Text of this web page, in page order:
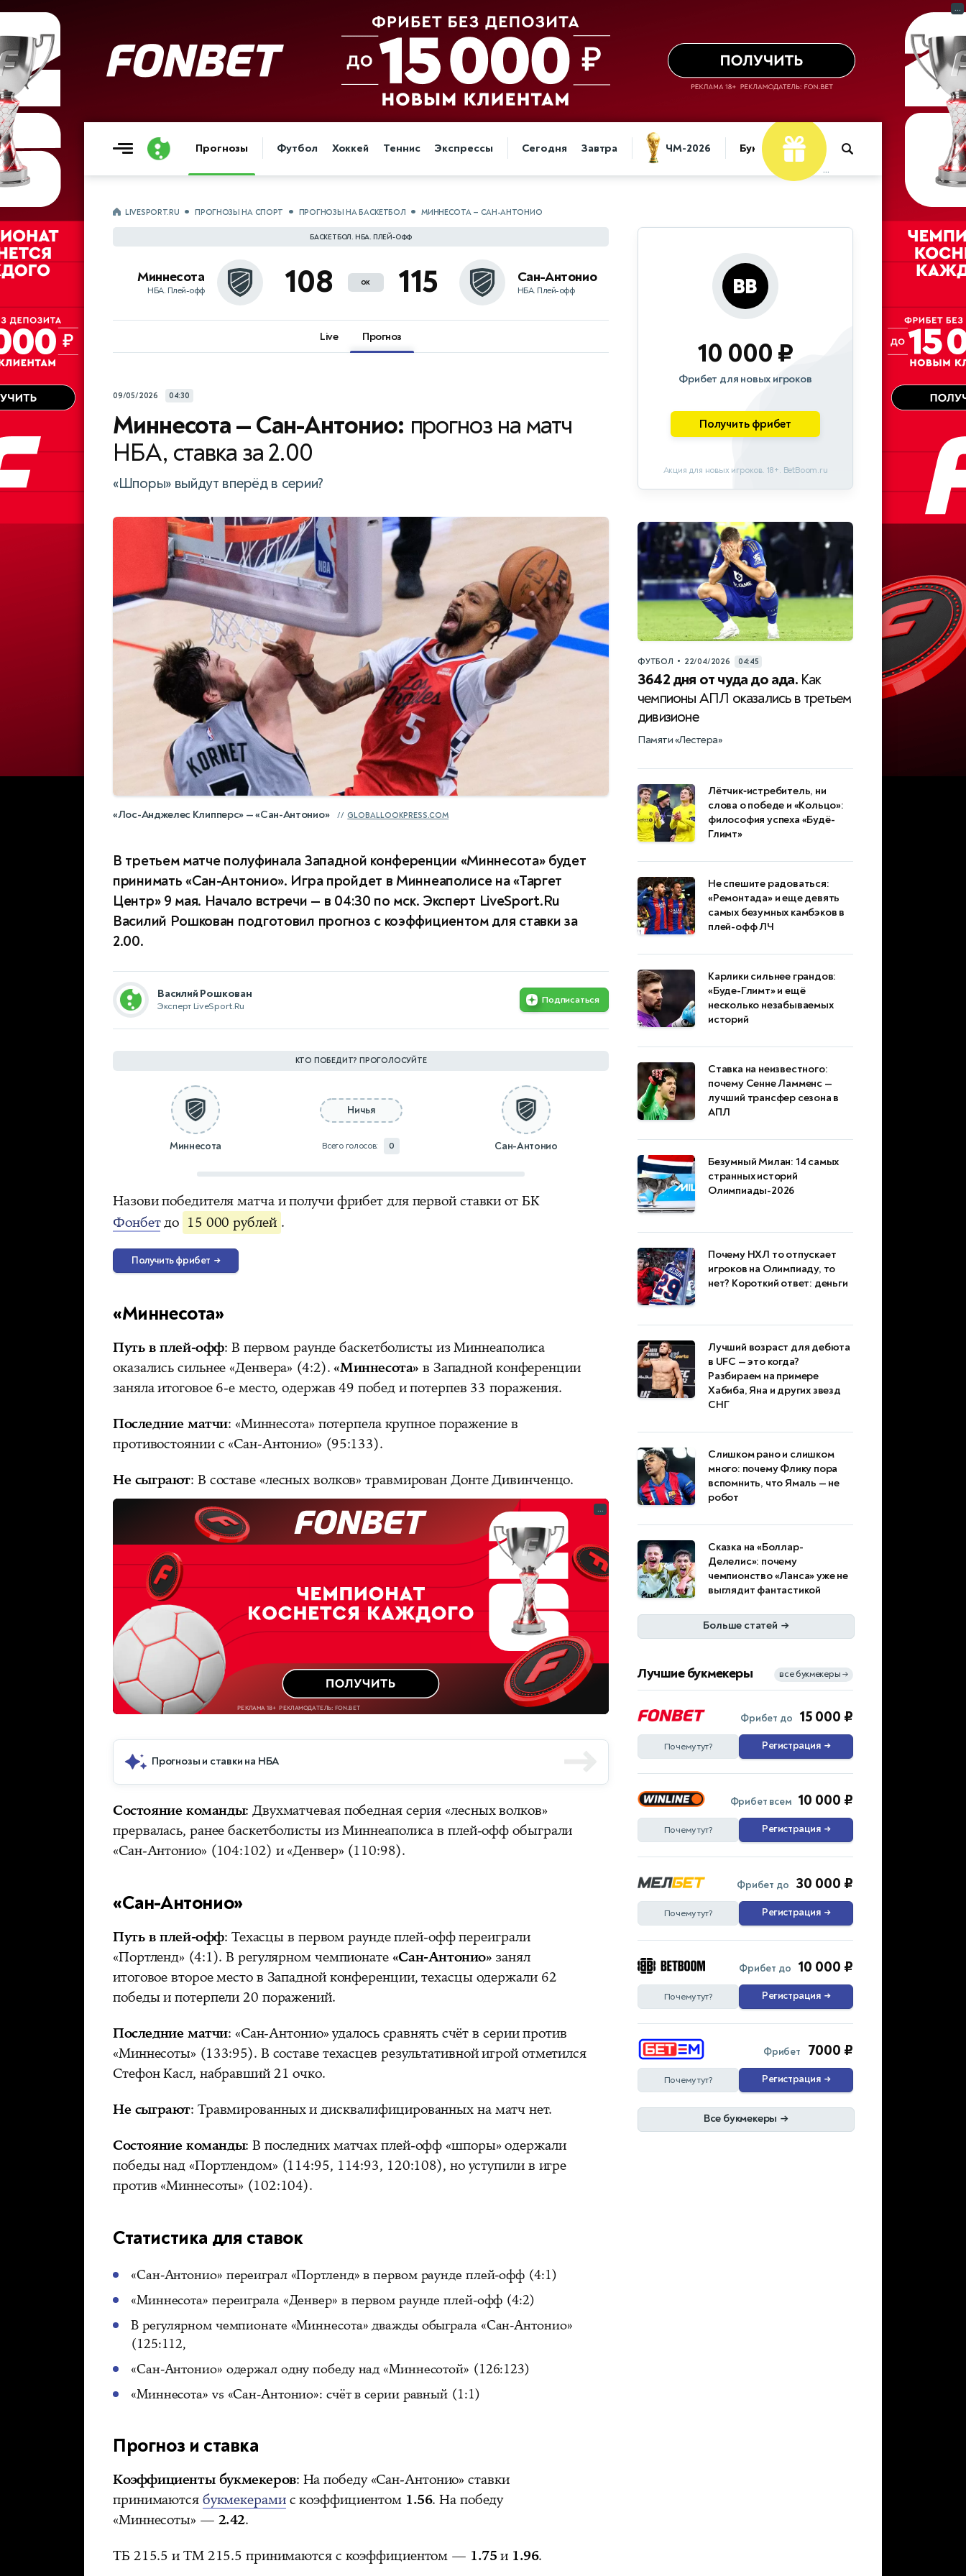
Прогнозы Футбол Хоккей Теннис Экспрессы Сегодня Завтра ЧМ-2026 Букмекеры
...
LIVESPORT.RU ПРОГНОЗЫ НА СПОРТ ПРОГНОЗЫ НА БАСКЕТБОЛ МИННЕСОТА — САН-АНТОНИО
БАСКЕТБОЛ. НБА. ПЛЕЙ-ОФФ
Миннесота
НБА. Плей-офф 108 ок 115 Сан-Антонио
НБА. Плей-офф
Live Прогноз
09/05/2026 04:30
Миннесота — Сан-Антонио: прогноз на матч
НБА, ставка за 2.00
«Шпоры» выйдут вперёд в серии?
«Лос-Анджелес Клипперс» — «Сан-Антонио» GLOBALLOOKPRESS.COM
В третьем матче полуфинала Западной конференции «Миннесота» будет
принимать «Сан-Антонио». Игра пройдет в Миннеаполисе на «Таргет
Центр» 9 мая. Начало встречи — в 04:30 по мск. Эксперт LiveSport.Ru
Василий Рошкован подготовил прогноз с коэффициентом для ставки за
2.00.
Василий Рошкован
Эксперт LiveSport.Ru
Подписаться
КТО ПОБЕДИТ? ПРОГОЛОСУЙТЕ
Миннесота
Ничья
Всего голосов: 0 Сан-Антонио
Назови победителя матча и получи фрибет для первой ставки от БК
Фонбетдо 15 000 рублей .
Получить фрибет →
«Миннесота»
Путь в плей-офф: В первом раунде баскетболисты из Миннеаполиса
оказались сильнее «Денвера» (4:2).«Миннесота» в Западной конференции
заняла итоговое 6-е место, одержав 49 побед и потерпев 33 поражения.
Последние матчи: «Миннесота» потерпела крупное поражение в
противостоянии с «Сан-Антонио» (95:133).
Не сыграют: В составе «лесных волков» травмирован Донте Дивинченцо.
...
Прогнозы и ставки на НБА
Состояние команды: Двухматчевая победная серия «лесных волков»
прервалась, ранее баскетболисты из Миннеаполиса в плей-офф обыграли
«Сан-Антонио» (104:102) и «Денвер» (110:98).
«Сан-Антонио»
Путь в плей-офф: Техасцы в первом раунде плей-офф переиграли
«Портленд» (4:1). В регулярном чемпионате«Сан-Антонио» занял
итоговое второе место в Западной конференции, техасцы одержали 62
победы и потерпели 20 поражений.
Последние матчи: «Сан-Антонио» удалось сравнять счёт в серии против
«Миннесоты» (133:95). В составе техасцев результативной игрой отметился
Стефон Касл, набравший 21 очко.
Не сыграют: Травмированных и дисквалифицированных на матч нет.
Состояние команды: В последних матчах плей-офф «шпоры» одержали
победы над «Портлендом» (114:95, 114:93, 120:108), но уступили в игре
против «Миннесоты» (102:104).
Статистика для ставок
«Сан-Антонио» переиграл «Портленд» в первом раунде плей-офф (4:1)
«Миннесота» переиграла «Денвер» в первом раунде плей-офф (4:2)
В регулярном чемпионате «Миннесота» дважды обыграла «Сан-Антонио»
(125:112,
«Сан-Антонио» одержал одну победу над «Миннесотой» (126:123)
«Миннесота» vs «Сан-Антонио»: счёт в серии равный (1:1)
Прогноз и ставка
Коэффициенты букмекеров: На победу «Сан-Антонио» ставки
принимаютсябукмекерамис коэффициентом 1.56. На победу
«Миннесоты» — 2.42.
ТБ 215.5 и ТМ 215.5 принимаются с коэффициентом — 1.75и 1.96.
10 000 ₽
Фрибет для новых игроков
Получить фрибет
Акция для новых игроков. 18+. BetBoom.ru
ФУТБОЛ • 22/04/2026 04:45
3642 дня от чуда до ада.Как
чемпионы АПЛ оказались в третьем
дивизионе
Памяти «Лестера»
Лётчик‑истребитель, ни
слова о победе и «Кольцо»:
философия успеха «Будё-
Глимт»
Не спешите радоваться:
«Ремонтада» и еще девять
самых безумных камбэков в
плей-офф ЛЧ
Карлики сильнее грандов:
«Буде-Глимт» и ещё
несколько незабываемых
историй
Ставка на неизвестного:
почему Сенне Ламменс —
лучший трансфер сезона в
АПЛ
Безумный Милан: 14 самых
странных историй
Олимпиады-2026
Почему НХЛ то отпускает
игроков на Олимпиаду, то
нет? Короткий ответ: деньги
Лучший возраст для дебюта
в UFC — это когда?
Разбираем на примере
Хабиба, Яна и других звезд
СНГ
Слишком рано и слишком
много: почему Флику пора
вспомнить, что Ямаль — не
робот
Сказка на «Боллар-
Делелис»: почему
чемпионство «Ланса» уже не
выглядит фантастикой
Больше статей →
Лучшие букмекеры все букмекеры →
Фрибет до 15 000 ₽
Почему тут? Регистрация →
Фрибет всем 10 000 ₽
Почему тут? Регистрация →
Фрибет до 30 000 ₽
Почему тут? Регистрация →
Фрибет до 10 000 ₽
Почему тут? Регистрация →
Фрибет 7000 ₽
Почему тут? Регистрация →
Все букмекеры →
...